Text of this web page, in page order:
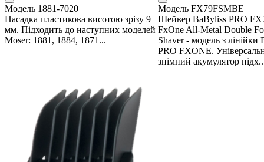
Модель 1881-7020
Насадка пластикова висотою зрізу 9
мм. Підходить до наступних моделей
Moser: 1881, 1884, 1871...
Модель FX79FSMBE
Шейвер BaByliss PRO
FxOne All-Metal Double
Shaver - модель з лінійки
PRO FXONE.
знімний акумулятор підх..